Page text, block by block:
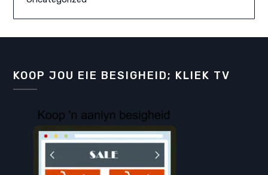
KOOP JOU EIE BESIGHEID; KLIEK TV